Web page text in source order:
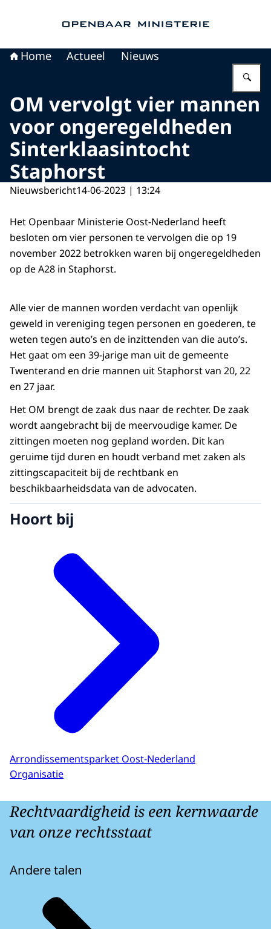
Home Actueel Nieuws
OM vervolgt vier mannen
voor ongeregeldheden
Sinterklaasintocht
Staphorst
Nieuwsbericht14-06-2023 | 13:24
Het Openbaar Ministerie Oost-Nederland heeft
besloten om vier personen te vervolgen die op 19
november 2022 betrokken waren bij ongeregeldheden
op de A28 in Staphorst.
Alle vier de mannen worden verdacht van openlijk
geweld in vereniging tegen personen en goederen, te
weten tegen auto’s en de inzittenden van die auto’s.
Het gaat om een 39-jarige man uit de gemeente
Twenterand en drie mannen uit Staphorst van 20, 22
en 27 jaar.
Het OM brengt de zaak dus naar de rechter. De zaak
wordt aangebracht bij de meervoudige kamer. De
zittingen moeten nog gepland worden. Dit kan
geruime tijd duren en houdt verband met zaken als
zittingscapaciteit bij de rechtbank en
beschikbaarheidsdata van de advocaten.
Hoort bij
Arrondissementsparket Oost-Nederland
Organisatie
Rechtvaardigheid is een kernwaarde
van onze rechtsstaat
Andere talen